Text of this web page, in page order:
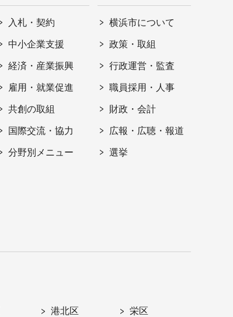
入札・契約
中小企業支援
経済・産業振興
雇用・就業促進
共創の取組
国際交流・協力
分野別メニュー
横浜市について
政策・取組
行政運営・監査
職員採用・人事
財政・会計
広報・広聴・報道
選挙
港北区 栄区